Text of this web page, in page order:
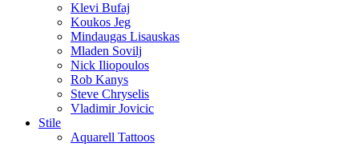
Klevi Bufaj
Koukos Jeg
Mindaugas Lisauskas
Mladen Sovilj
Nick Iliopoulos
Rob Kanys
Steve Chryselis
Vladimir Jovicic
Stile
Aquarell Tattoos